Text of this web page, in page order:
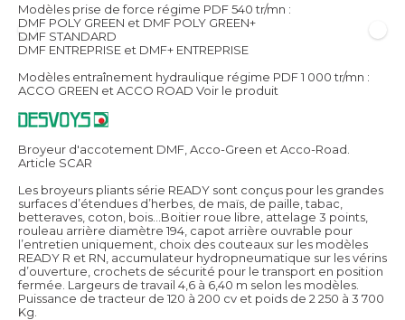
Modèles prise de force régime PDF 540 tr/mn :
DMF POLY GREEN et DMF POLY GREEN+
DMF STANDARD
DMF ENTREPRISE et DMF+ ENTREPRISE
Modèles entraînement hydraulique régime PDF 1 000 tr/mn :
ACCO GREEN et ACCO ROAD Voir le produit
Broyeur d'accotement DMF, Acco-Green et Acco-Road.
Article SCAR
Les broyeurs pliants série READY sont conçus pour les grandes
surfaces d’étendues d’herbes, de maïs, de paille, tabac,
betteraves, coton, bois…Boitier roue libre, attelage 3 points,
rouleau arrière diamètre 194, capot arrière ouvrable pour
l’entretien uniquement, choix des couteaux sur les modèles
READY R et RN, accumulateur hydropneumatique sur les vérins
d’ouverture, crochets de sécurité pour le transport en position
fermée. Largeurs de travail 4,6 à 6,40 m selon les modèles.
Puissance de tracteur de 120 à 200 cv et poids de 2 250 à 3 700
Kg.